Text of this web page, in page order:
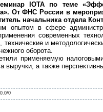
IOTA по теме
От ФНС России в
начальника отдела
опытом в сфере
современных
технические и
оборота.
применяемую
выручки, а также
0.0/0